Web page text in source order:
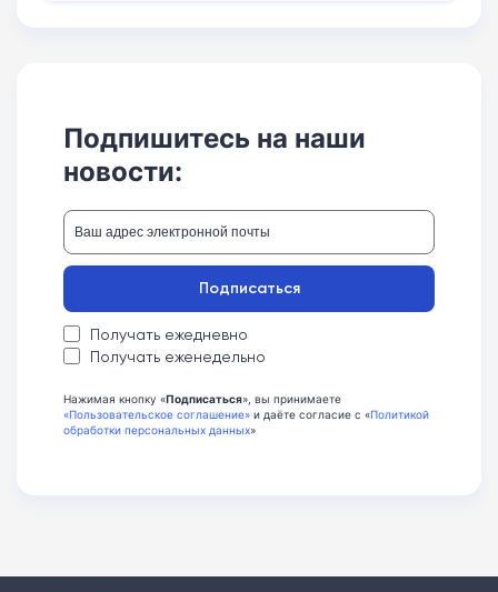
Подпишитесь на наши
новости:
Получать ежедневно
Получать еженедельно
Подписаться
Нажимая кнопку «Подписаться», вы принимаете
«Пользовательское соглашение» и даёте согласие с «Политикой
обработки персональных данных»